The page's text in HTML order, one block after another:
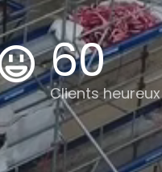
60
Clients heureux